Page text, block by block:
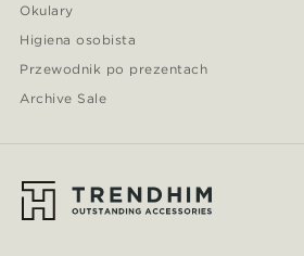
Okulary
Higiena osobista
Przewodnik po prezentach
Archive Sale